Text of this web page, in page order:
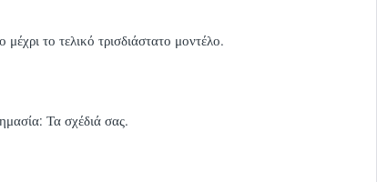
το τελικό τρισδιάστατο μοντέλο.
Τα σχέδιά σας.